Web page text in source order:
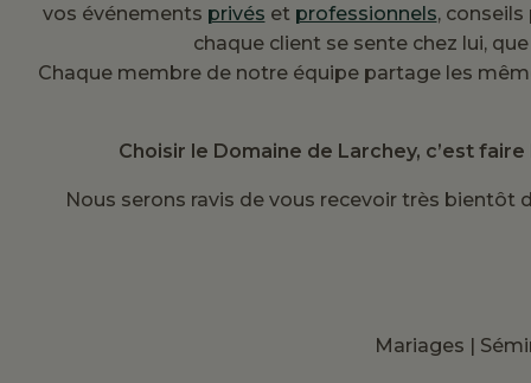
vos événements privés et professionnels,
chaque client se sente chez lui,
Chaque membre de notre équipe partage les
Choisir le Domaine de Larchey, c’est
Nous serons ravis de vous recevoir très
Mariages |